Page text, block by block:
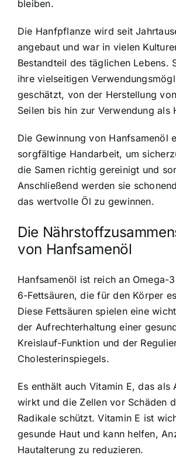
bleiben.
Die Hanfpflanze wird seit
angebaut und war in vielen
Bestandteil des täglichen Lebens.
ihre vielseitigen
geschätzt, von der Herstellung
Seilen bis hin zur Verwendung als
Die Gewinnung von Hanfsamenöl
sorgfältige Handarbeit, um
die Samen richtig gereinigt und
Anschließend werden sie
das wertvolle Öl zu gewinnen.
Die
von Hanfsamenöl
Hanfsamenöl ist reich an Omega-
6-Fettsäuren, die für den Körper
Diese Fettsäuren spielen eine
der Aufrechterhaltung einer
Kreislauf-Funktion und der
Cholesterinspiegels.
Es enthält auch Vitamin E, das als
wirkt und die Zellen vor Schäden
Radikale schützt. Vitamin E ist
gesunde Haut und kann helfen,
Hautalterung zu reduzieren.